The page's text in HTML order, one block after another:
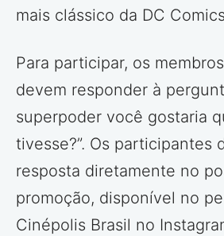
mais clássico da DC
Para participar, os
devem responder à
superpoder você gostaria
tivesse?”. Os participantes
resposta diretamente no
promoção, disponível no
Cinépolis Brasil no